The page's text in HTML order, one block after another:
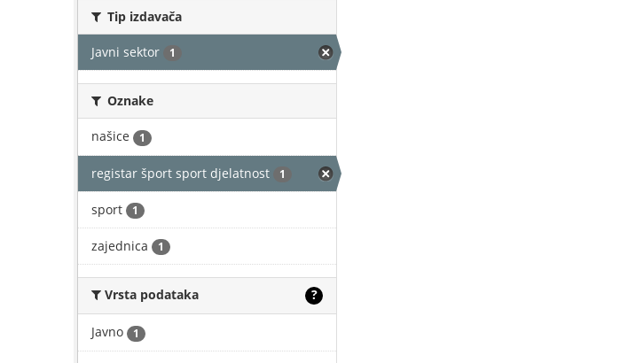
Tip izdavača
Javni sektor 1
Oznake
našice 1
registar šport sport djelatnost 1
sport 1
zajednica 1
Vrsta podataka ?
Javno 1